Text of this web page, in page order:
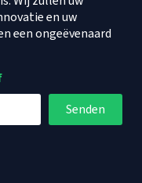
en uw
een ongeëvenaard